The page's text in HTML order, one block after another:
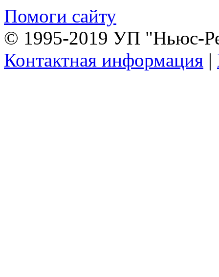
Помоги сайту
© 1995-2019 УП "Ньюс-
Контактная информация |